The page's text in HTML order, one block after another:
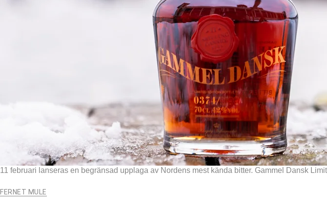
11 februari lanseras en begränsad upplaga av Nordens mest kända bitter. Gammel Dansk
FERNET MULE